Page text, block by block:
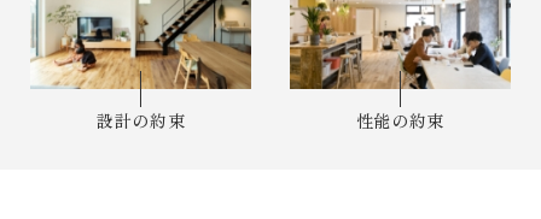
設計の約束 性能の約束